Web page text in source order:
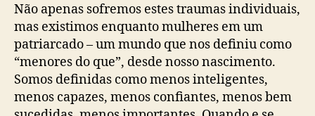
Não apenas sofremos estes traumas individuais,
mas existimos enquanto mulheres em um
patriarcado – um mundo que nos definiu como
“menores do que”, desde nosso nascimento.
Somos definidas como menos inteligentes,
menos capazes, menos confiantes, menos bem